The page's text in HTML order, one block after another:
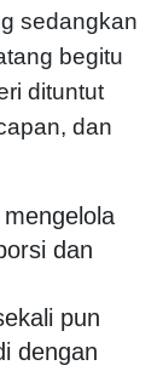
sedangkan
begitu
dituntut
dan
dan
pun
dengan